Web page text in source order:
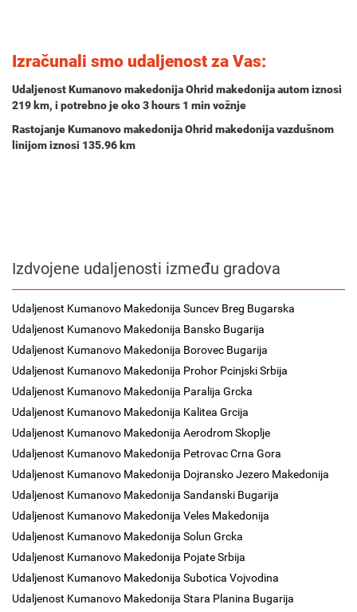
Izračunali smo udaljenost za Vas:
Udaljenost Kumanovo makedonija Ohrid makedonija autom iznosi
219 km, i potrebno je oko3 hours 1 minvožnje
Rastojanje Kumanovo makedonija Ohrid makedonija vazdušnom
linijom iznosi 135.96 km
Izdvojene udaljenosti između gradova
Udaljenost Kumanovo Makedonija Suncev Breg Bugarska
Udaljenost Kumanovo Makedonija Bansko Bugarija
Udaljenost Kumanovo Makedonija Borovec Bugarija
Udaljenost Kumanovo Makedonija Prohor Pcinjski Srbija
Udaljenost Kumanovo Makedonija Paralija Grcka
Udaljenost Kumanovo Makedonija Kalitea Grcija
Udaljenost Kumanovo Makedonija Aerodrom Skoplje
Udaljenost Kumanovo Makedonija Petrovac Crna Gora
Udaljenost Kumanovo Makedonija Dojransko Jezero Makedonija
Udaljenost Kumanovo Makedonija Sandanski Bugarija
Udaljenost Kumanovo Makedonija Veles Makedonija
Udaljenost Kumanovo Makedonija Solun Grcka
Udaljenost Kumanovo Makedonija Pojate Srbija
Udaljenost Kumanovo Makedonija Subotica Vojvodina
Udaljenost Kumanovo Makedonija Stara Planina Bugarija